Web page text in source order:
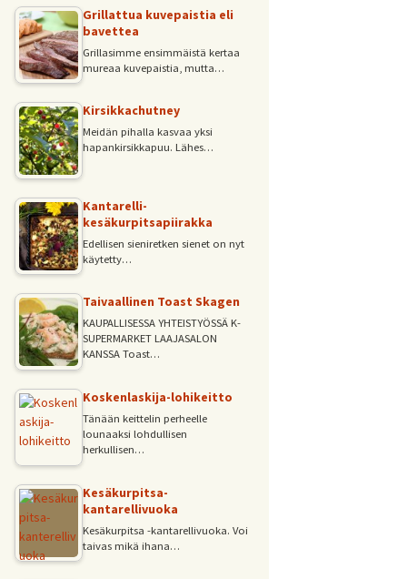
Grillattua kuvepaistia eli
bavettea
Grillasimme ensimmäistä kertaa
mureaa kuvepaistia, mutta…
Kirsikkachutney
Meidän pihalla kasvaa yksi
hapankirsikkapuu. Lähes…
Kantarelli-
kesäkurpitsapiirakka
Edellisen sieniretken sienet on nyt
käytetty…
Taivaallinen Toast Skagen
KAUPALLISESSA YHTEISTYÖSSÄ K-
SUPERMARKET LAAJASALON
KANSSA Toast…
Koskenlaskija-lohikeitto
Tänään keittelin perheelle
lounaaksi lohdullisen
herkullisen…
Kesäkurpitsa-
kantarellivuoka
Kesäkurpitsa -kantarellivuoka. Voi
taivas mikä ihana…